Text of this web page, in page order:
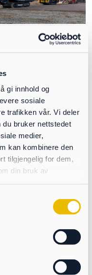
gi innhold og
sosiale
trafikken vår. Vi deler
bruker nettstedet
medier,
kan kombinere den
tilgjengelig for dem,
din bruk av